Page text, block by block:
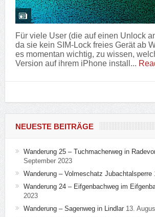
Für viele User (die auf einen Unlock
da sie kein SIM-Lock freies Gerät ab
es momentan wichtig, zu wissen,
Version auf ihrem iPhone install...
NEUESTE BEITRÄGE
Wanderung 25 – Tuchmacherweg in
September 2023
Wanderung – Volmeschatz Jubachtalsperre
Wanderung 24 – Eifgenbachweg im
2023
Wanderung – Sagenweg in Lindlar 13.